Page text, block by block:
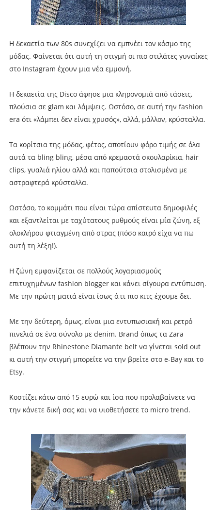
Η δεκαετία των 80s συνεχίζει να εμπνέει τον κόσμο της
μόδας. Φαίνεται ότι αυτή τη στιγμή οι πιο στιλάτες γυναίκες
στο Ιnstagram έχουν μια νέα εμμονή.
Η δεκαετία της Disco άφησε μια κληρονομιά από τάσεις,
πλούσια σε glam και λάμψεις. Ωστόσο, σε αυτή την fashion
era ότι «λάμπει δεν είναι χρυσός», αλλά, μάλλον, κρύσταλλα.
Τα κορίτσια της μόδας, φέτος, αποτίουν φόρο τιμής σε όλα
αυτά τα bling bling, μέσα από κρεμαστά σκουλαρίκια, hair
clips, γυαλιά ηλίου αλλά και παπούτσια στολισμένα με
αστραφτερά κρύσταλλα.
Ωστόσο, το κομμάτι που είναι τώρα απίστευτα δημοφιλές
και εξαντλείται με ταχύτατους ρυθμούς είναι μία ζώνη, εξ
ολοκλήρου φτιαγμένη από στρας (πόσο καιρό είχα να πω
αυτή τη λέξη!).
Η ζώνη εμφανίζεται σε πολλούς λογαριασμούς
επιτυχημένων fashion blogger και κάνει σίγουρα εντύπωση.
Με την πρώτη ματιά είναι ίσως ό,τι πιο κιτς έχουμε δει.
Με την δεύτερη, όμως, είναι μια εντυπωσιακή και ρετρό
πινελιά σε ένα σύνολο με denim. Brand όπως τα Zara
βλέπουν την Rhinestone Diamante belt να γίνεται sold out
κι αυτή την στιγμή μπορείτε να την βρείτε στο e-Bay και το
Etsy.
Κοστίζει κάτω από 15 ευρώ και ίσα που προλαβαίνετε να
την κάνετε δική σας και να υιοθετήσετε το micro trend.